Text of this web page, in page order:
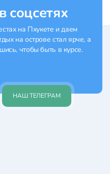
соцсетях
на Пхукете и даем
на острове стал ярче, а
чтобы быть в курсе.
НАШ ТЕЛЕГРАМ